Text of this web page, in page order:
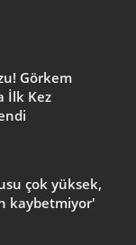
Görkem
İlk Kez
çok yüksek,
kaybetmiyor'